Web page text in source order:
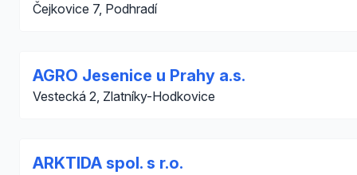
Čejkovice 7, Podhradí
AGRO Jesenice u Prahy a.s.
Vestecká 2, Zlatníky-Hodkovice
ARKTIDA spol. s r.o.